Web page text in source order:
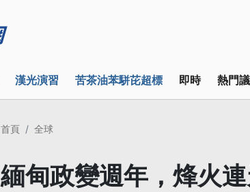
漢光演習 苦茶油苯駢芘超標 即時 熱門
首頁 全球
緬甸政變週年，烽火